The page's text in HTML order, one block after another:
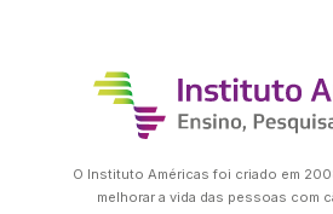
O Instituto Américas foi criado em
melhorar a vida das pessoas com